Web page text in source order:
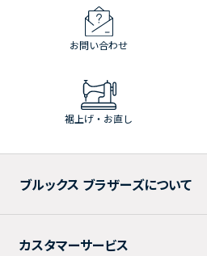
お問い合わせ
裾上げ・お直し
ブルックス ブラザーズについて
カスタマーサービス